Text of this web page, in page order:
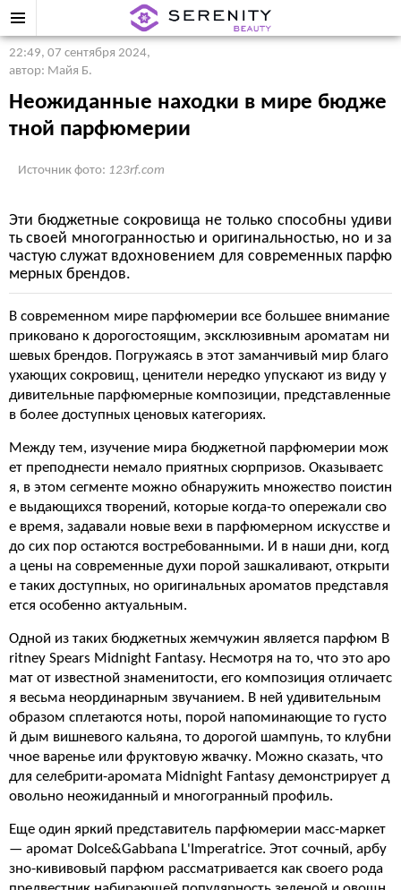
22:49, 07 сентября 2024,
автор: Майя Б.
Неожиданные находки в мире бюдже
тной парфюмерии
Источник фото: 123rf.com
Эти бюджетные сокровища не только способны удиви
ть своей многогранностью и оригинальностью, но и за
частую служат вдохновением для современных парфю
мерных брендов.
В современном мире парфюмерии все большее внимание
приковано к дорогостоящим, эксклюзивным ароматам ни
шевых брендов. Погружаясь в этот заманчивый мир благо
ухающих сокровищ, ценители нередко упускают из виду у
дивительные парфюмерные композиции, представленные
в более доступных ценовых категориях.
Между тем, изучение мира бюджетной парфюмерии мож
ет преподнести немало приятных сюрпризов. Оказываетс
я, в этом сегменте можно обнаружить множество поистин
е выдающихся творений, которые когда-то опережали сво
е время, задавали новые вехи в парфюмерном искусстве и
до сих пор остаются востребованными. И в наши дни, когд
а цены на современные духи порой зашкаливают, открыти
е таких доступных, но оригинальных ароматов представля
ется особенно актуальным.
Одной из таких бюджетных жемчужин является парфюм B
ritney Spears Midnight Fantasy. Несмотря на то, что это аро
мат от известной знаменитости, его композиция отличаетс
я весьма неординарным звучанием. В ней удивительным
образом сплетаются ноты, порой напоминающие то густо
й дым вишневого кальяна, то дорогой шампунь, то клубни
чное варенье или фруктовую жвачку. Можно сказать, что
для селебрити-аромата Midnight Fantasy демонстрирует д
овольно неожиданный и многогранный профиль.
Еще один яркий представитель парфюмерии масс-маркет
— аромат Dolce&Gabbana L'Imperatrice. Этот сочный, арбу
зно-кививовый парфюм рассматривается как своего рода